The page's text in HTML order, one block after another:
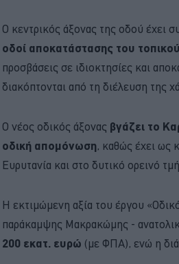
O κεντρικός άξονας της οδού έχει
οδοί αποκατάστασης του
προσβάσεις σε ιδιοκτησίες και
διακόπτονται από τη διέλευση της
Ο νέος οδικός άξονας βγάζει το
οδική απομόνωση, καθώς έχει ως
Ευρυτανία και στο δυτικό ορεινό
Η εκτιμώμενη αξία του έργου
παράκαμψης Μακρακώμης -
200 εκατ. ευρώ (με ΦΠΑ), ενώ η